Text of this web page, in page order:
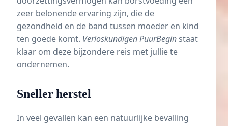
zeer belonende ervaring zijn, die de
gezondheid en de band tussen moeder en kind
ten goede komt. Verloskundigen PuurBegin staat
klaar om deze bijzondere reis met jullie te
ondernemen.
Sneller herstel
In veel gevallen kan een natuurlijke bevalling